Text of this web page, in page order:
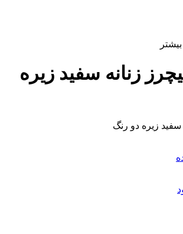
زنانه سفید زیره
سفید زیره دو رنگ